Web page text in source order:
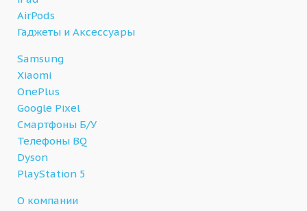
AirPods
Гаджеты и Аксессуары
Samsung
Xiaomi
OnePlus
Google Pixel
Смартфоны Б/У
Телефоны BQ
Dyson
PlayStation 5
О компании